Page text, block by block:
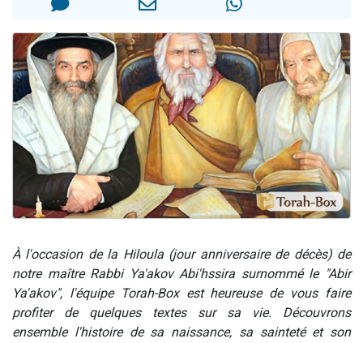
61 personnes viennent de demander une bénédiction
Ariel vient de donner son Maasser
Il reste 49 places pour étudier en groupe sur Zoom
Eva vient de donner son Maasser
À l'occasion de la Hiloula (jour anniversaire de décès) de
notre maître Rabbi Ya'akov Abi'hssira surnommé le "Abir
Ya'akov", l'équipe Torah-Box est heureuse de vous faire
profiter de quelques textes sur sa vie. Découvrons
ensemble l'histoire de sa naissance, sa sainteté et son